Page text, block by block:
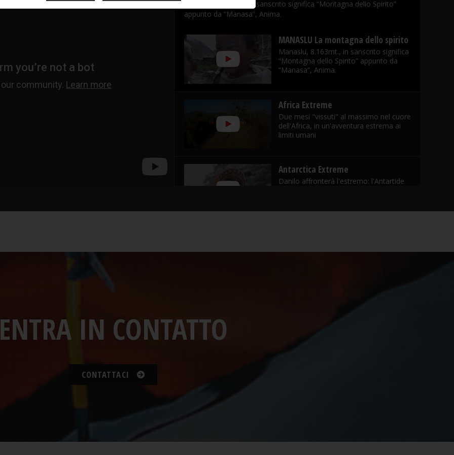
Manaslu, 8.163mt., in sanscrito significa “Montagna dello Spirito”
appunto da “Manasa”, Anima.
MANASLU La montagna dello spirito
Manaslu, 8.163mt., in sanscrito significa
“Montagna dello Spirito” appunto da
“Manasa”, Anima.
Africa Extreme
Due mesi "vissuti" al massimo nel cuore
dell'Africa, in un'avventura estrema ai
limiti umani
Antarctica Extreme
Danilo affronterà l'estremo: l'Antartide
Antarctica
Fondere in un’unica avventura: aria –
ENTRA IN CONTATTO
CONTATTACI